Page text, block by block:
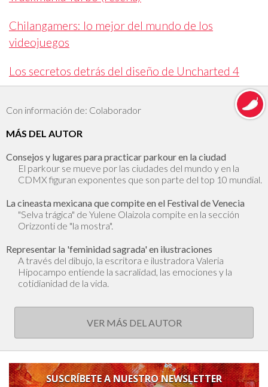
Chilangamers: lo mejor del mundo de los
videojuegos
Los secretos detrás del diseño de Uncharted 4
Con información de: Colaborador
MÁS DEL AUTOR
Consejos y lugares para practicar parkour en la ciudad
El parkour se mueve por las ciudades del mundo y en la
CDMX figuran exponentes que son parte del top 10 mundial.
La cineasta mexicana que compite en el Festival de Venecia
"Selva trágica" de Yulene Olaizola compite en la sección
Orizzonti de "la mostra".
Representar la 'feminidad sagrada' en ilustraciones
A través del dibujo, la escritora e ilustradora Valeria
Hipocampo entiende la sacralidad, las emociones y la
cotidianidad de la vida.
VER MÁS DEL AUTOR
SUSCRÍBETE A NUESTRO NEWSLETTER